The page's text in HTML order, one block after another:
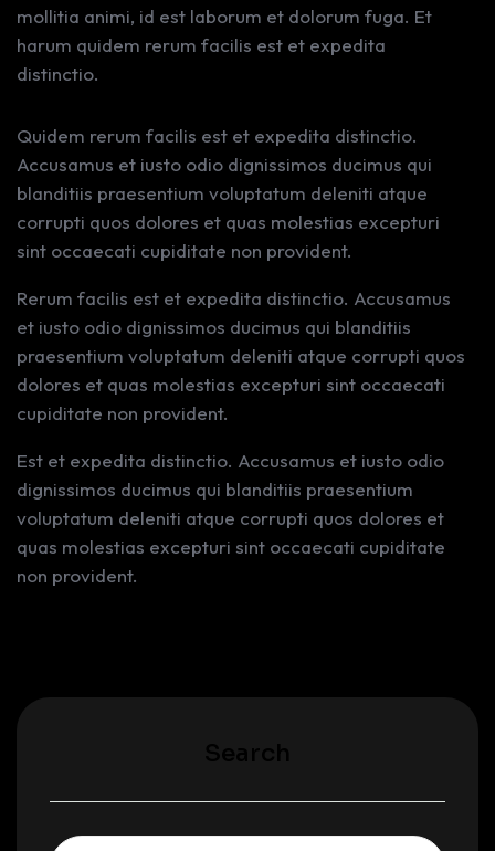
mollitia animi, id est laborum et dolorum fuga. Et
harum quidem rerum facilis est et expedita
distinctio.
Quidem rerum facilis est et expedita distinctio.
Accusamus et iusto odio dignissimos ducimus qui
blanditiis praesentium voluptatum deleniti atque
corrupti quos dolores et quas molestias excepturi
sint occaecati cupiditate non provident.
Rerum facilis est et expedita distinctio. Accusamus
et iusto odio dignissimos ducimus qui blanditiis
praesentium voluptatum deleniti atque corrupti quos
dolores et quas molestias excepturi sint occaecati
cupiditate non provident.
Est et expedita distinctio. Accusamus et iusto odio
dignissimos ducimus qui blanditiis praesentium
voluptatum deleniti atque corrupti quos dolores et
quas molestias excepturi sint occaecati cupiditate
non provident.